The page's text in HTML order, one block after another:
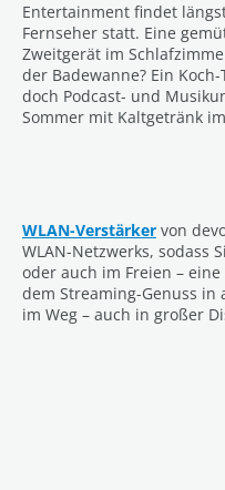
Entertainment findet
Fernseher statt. Eine
Zweitgerät im
der Badewanne? Ein
doch Podcast- und
Sommer mit Kaltgetränk
WLAN-Verstärker von
WLAN-Netzwerks, sodass
oder auch im Freien –
dem Streaming-Genuss in
im Weg – auch in großer